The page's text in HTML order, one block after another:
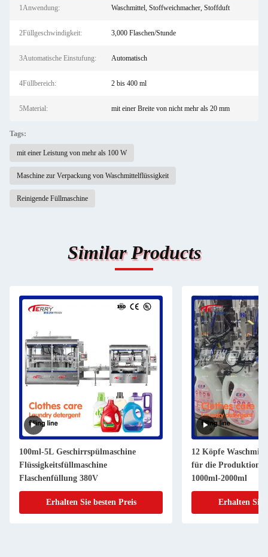
1Anwendung: Waschmittel, Stoffweichmacher, Stoffduft
2Füllgeschwindigkeit: 3,000 Flaschen/Stunde
3Automatische Einstufung: Automatisch
4Füllbereich: 2 bis 400 ml
5Material: mit einer Breite von nicht mehr als 20 mm
Tags:
mit einer Leistung von mehr als 100 W
Maschine zur Verpackung von Waschmittelflüssigkeit
Reinigende Füllmaschine
Similar Products
100ml-5L Geschirrspülmaschine
Flüssigkeitsfüllmaschine
Flaschenfüllung 380V
Erhalten Sie besten Preis
12 Köpfe
für die Produktion
1000ml-2000ml
Erhalten Sie